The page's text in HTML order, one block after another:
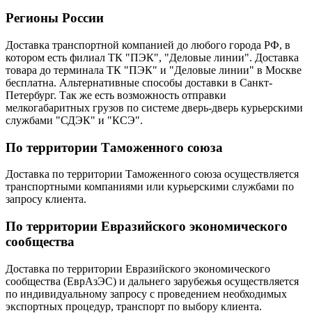
Регионы России
Доставка транспортной компанией до любого города РФ, в
котором есть филиал ТК "ПЭК", "Деловые линии". Доставка
товара до терминала ТК "ПЭК" и "Деловые линии" в Москве
бесплатна. Альтернативные способы доставки в Санкт-
Петербург. Так же есть возможность отправки
мелкогабаритных грузов по системе дверь-дверь курьерскими
службами "СДЭК" и "КСЭ".
По территории Таможенного союза
Доставка по территории Таможенного союза осуществляется
транспортными компаниями или курьерскими службами по
запросу клиента.
По территории Евразийского экономического
сообщества
Доставка по территории Евразийского экономического
сообщества (ЕврАзЭС) и дальнего зарубежья осуществляется
по индивидуальному запросу с проведением необходимых
экспортных процедур, транспорт по выбору клиента.